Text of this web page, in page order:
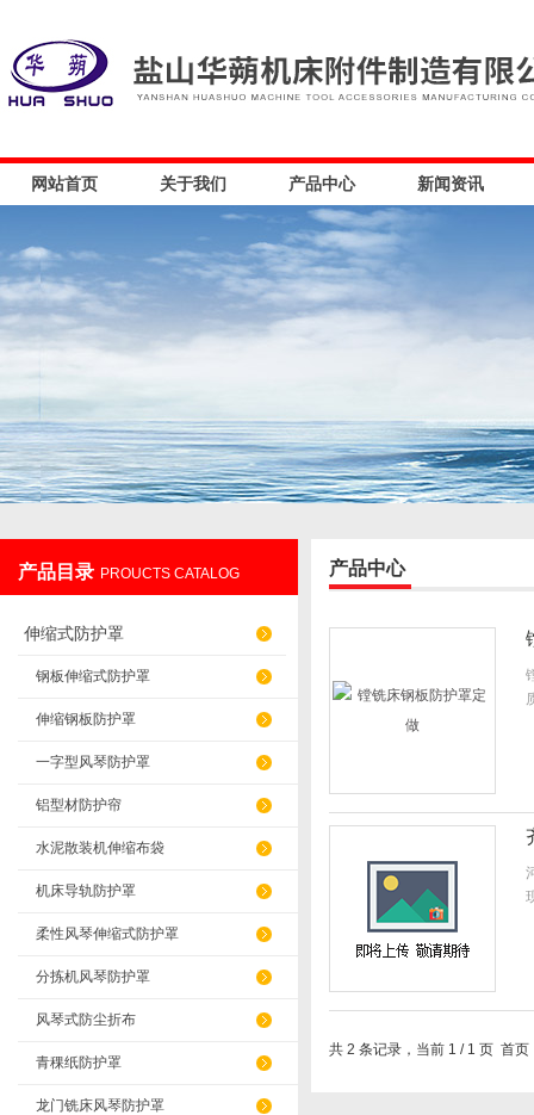
盐山华蒴机床附件制造有限公司
网站首页 关于我们 产品中心 新闻资讯
产品目录 PROUCTS CATALOG
伸缩式防护罩
钢板伸缩式防护罩
伸缩钢板防护罩
一字型风琴防护罩
铝型材防护帘
水泥散装机伸缩布袋
机床导轨防护罩
柔性风琴伸缩式防护罩
分拣机风琴防护罩
风琴式防尘折布
青稞纸防护罩
龙门铣床风琴防护罩
产品中心
共 2 条记录，当前 1 / 1 页 首